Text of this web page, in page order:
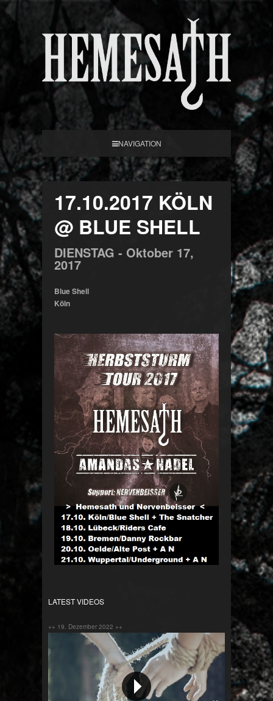
NAVIGATION
17.10.2017 KÖLN
@ BLUE SHELL
DIENSTAG - Oktober 17,
2017
Blue Shell
Köln
LATEST VIDEOS
++ 19. Dezember 2022 ++